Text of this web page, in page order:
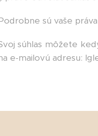
sú vaše
súhlas môžete
e-mailovú adresu: